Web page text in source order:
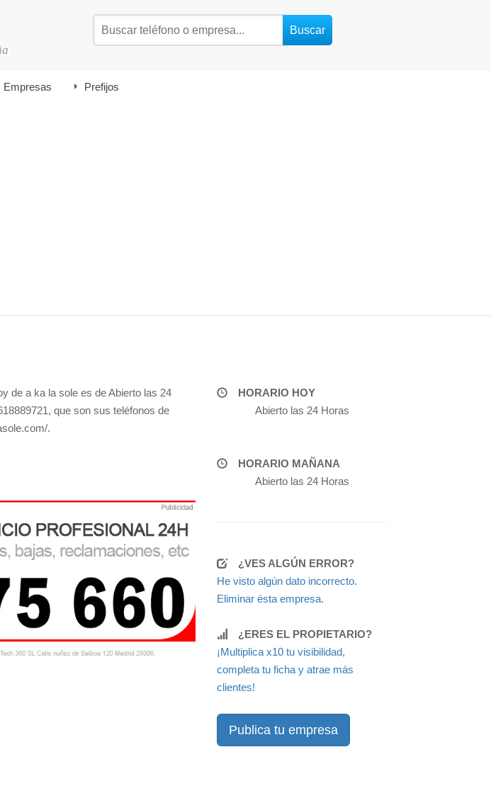
Empresas Prefijos
de a ka la sole es de Abierto las 24
que son sus teléfonos de
.
HORARIO HOY
Abierto las 24 Horas
HORARIO MAÑANA
Abierto las 24 Horas
¿VES ALGÚN ERROR?
He visto algún dato incorrecto.
Eliminar ésta empresa.
¿ERES EL PROPIETARIO?
¡Multiplica x10 tu visibilidad,
completa tu ficha y atrae más
clientes!
Publica tu empresa